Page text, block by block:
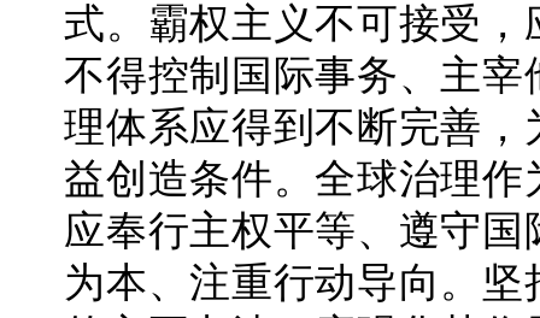
式。霸权主义不可接受
不得控制国际事务、主
理体系应得到不断完善
益创造条件。全球治理
应奉行主权平等、遵守
为本、注重行动导向。